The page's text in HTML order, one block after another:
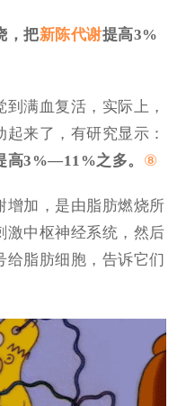
，把新陈代谢提高3%
满血复活，实际上，
来了，有研究显示：
高3%—11%之多。 ⑧
增加，是由脂肪燃烧所
激中枢神经系统，然后
给脂肪细胞，告诉它们